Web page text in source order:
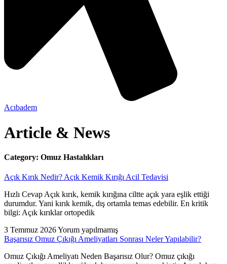
Acıbadem
Article & News
Category: Omuz Hastalıkları
Açık Kırık Nedir? Açık Kemik Kırığı Acil Tedavisi
Hızlı Cevap Açık kırık, kemik kırığına ciltte açık yara eşlik ettiği
durumdur. Yani kırık kemik, dış ortamla temas edebilir. En kritik
bilgi: Açık kırıklar ortopedik
3 Temmuz 2026Yorum yapılmamış
Başarısız Omuz Çıkığı Ameliyatları Sonrası Neler Yapılabilir?
Omuz Çıkığı Ameliyatı Neden Başarısız Olur? Omuz çıkığı